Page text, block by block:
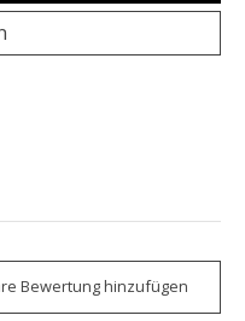
Bewertung hinzufügen